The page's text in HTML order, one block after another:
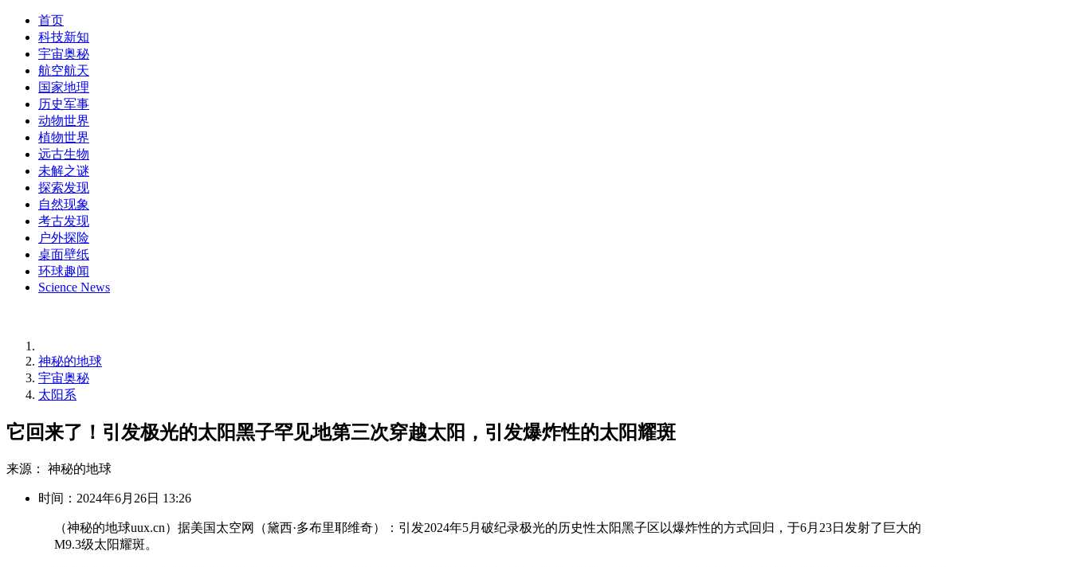
首页
科技新知
宇宙奥秘
航空航天
国家地理
历史军事
动物世界
植物世界
远古生物
未解之谜
探索发现
自然现象
考古发现
户外探险
桌面壁纸
环球趣闻
Science News
神秘的地球
宇宙奥秘
太阳系
它回来了！引发极光的太阳黑子罕见地第三次穿越太阳，引发爆炸性的太阳耀斑
来源： 神秘的地球
时间：2024年6月26日 13:26
（神秘的地球uux.cn）据美国太空网（黛西·多布里耶维奇）：引发2024年5月破纪录极光的历史性太阳黑子区以爆炸性的方式回归，于6月23日发射了巨大的
M9.3级太阳耀斑。